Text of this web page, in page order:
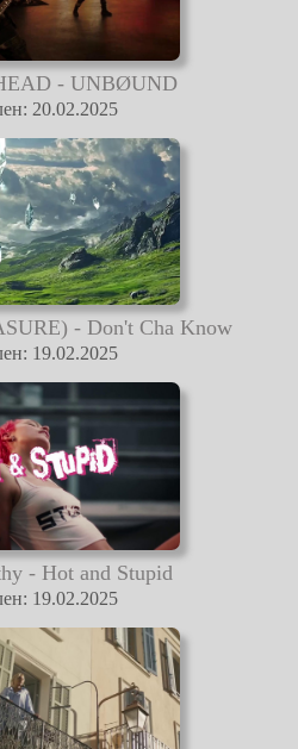
- UNBØUND
20.02.2025
- Don't Cha Know
19.02.2025
- Hot and Stupid
19.02.2025